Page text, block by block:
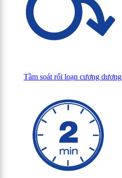
Tầm soát rối loạn cương dương